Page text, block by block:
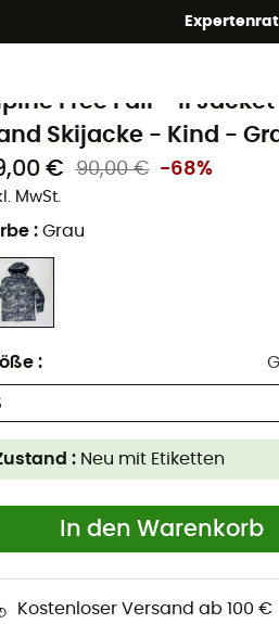
Expertenrat
Second Hand Jacken
Free Fall™ II
Skijacke - Kind -
€
90,00 € -68%
MwSt.
: Grau
:
: Neu mit Etiketten
In den Warenkorb
Kostenloser Versand ab 100 €